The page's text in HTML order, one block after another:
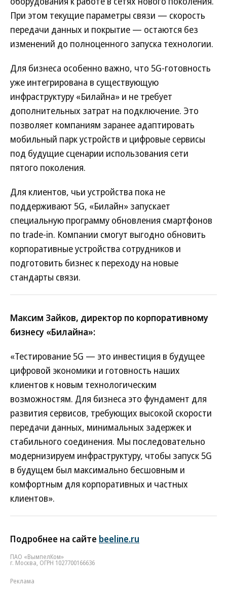
При этом текущие параметры связи — скорость
передачи данных и покрытие — остаются без
изменений до полноценного запуска технологии.
Для бизнеса особенно важно, что 5G-готовность
уже интегрирована в существующую
инфраструктуру «Билайна» и не требует
дополнительных затрат на подключение. Это
позволяет компаниям заранее адаптировать
мобильный парк устройств и цифровые сервисы
под будущие сценарии использования сети
пятого поколения.
Для клиентов, чьи устройства пока не
поддерживают 5G, «Билайн» запускает
специальную программу обновления смартфонов
по trade-in. Компании смогут выгодно обновить
корпоративные устройства сотрудников и
подготовить бизнес к переходу на новые
стандарты связи.
Максим Зайков, директор по корпоративному
бизнесу «Билайна»:
«Тестирование 5G — это инвестиция в будущее
цифровой экономики и готовность наших
клиентов к новым технологическим
возможностям. Для бизнеса это фундамент для
развития сервисов, требующих высокой скорости
передачи данных, минимальных задержек и
стабильного соединения. Мы последовательно
модернизируем инфраструктуру, чтобы запуск 5G
в будущем был максимально бесшовным и
комфортным для корпоративных и частных
клиентов».
Подробнее на сайте beeline.ru
ПАО «ВымпелКом»
г. Москва, ОГРН 1027700166636
Реклама